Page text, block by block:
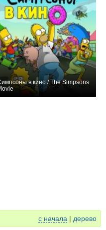
в кино / The Simpsons
с начала | дерево